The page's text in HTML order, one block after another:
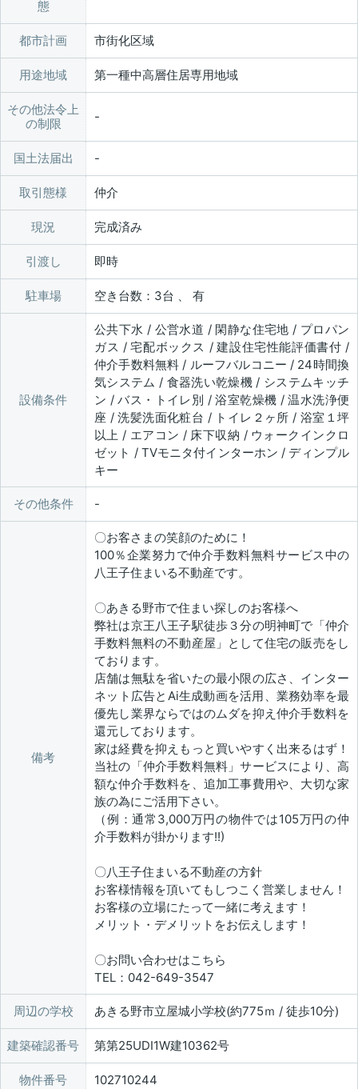
態
都市計画 市街化区域
用途地域 第一種中高層住居専用地域
その他法令上
の制限
国土法届出
取引態様 仲介
現況 完成済み
引渡し 即時
駐車場 空き台数：3台 、 有
設備条件
公共下水 / 公営水道 / 閑静な住宅地 / プロパン
ガス / 宅配ボックス / 建設住宅性能評価書付 /
仲介手数料無料 / ルーフバルコニー / 24時間換
気システム / 食器洗い乾燥機 / システムキッチ
ン / バス・トイレ別 / 浴室乾燥機 / 温水洗浄便
座 / 洗髪洗面化粧台 / トイレ２ヶ所 / 浴室１坪
以上 / エアコン / 床下収納 / ウォークインクロ
ゼット / TVモニタ付インターホン / ディンプル
キー
その他条件
備考
〇お客さまの笑顔のために！
100％企業努力で仲介手数料無料サービス中の
八王子住まいる不動産です。
〇あきる野市で住まい探しのお客様へ
弊社は京王八王子駅徒歩３分の明神町で「仲介
手数料無料の不動産屋」として住宅の販売をし
ております。
店舗は無駄を省いたの最小限の広さ、インター
ネット広告とAi生成動画を活用、業務効率を最
優先し業界ならではのムダを抑え仲介手数料を
還元しております。
家は経費を抑えもっと買いやすく出来るはず！
当社の「仲介手数料無料」サービスにより、高
額な仲介手数料を、追加工事費用や、大切な家
族の為にご活用下さい。
（例：通常3,000万円の物件では105万円の仲
介手数料が掛かります!!)
〇八王子住まいる不動産の方針
お客様情報を頂いてもしつこく営業しません！
お客様の立場にたって一緒に考えます！
メリット・デメリットをお伝えします！
〇お問い合わせはこちら
TEL：042-649-3547
周辺の学校 あきる野市立屋城小学校(約775ｍ / 徒歩10分)
建築確認番号 第第25UDI1W建10362号
物件番号 102710244